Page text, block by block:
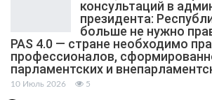
консультаций в
президента:
больше не нужно
PAS 4.0 — стране необходимо
профессионалов,
парламентских и
10 Июль 2026 5